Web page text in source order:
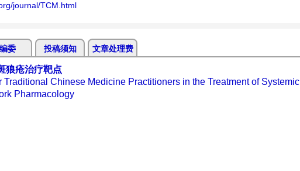
journal/TCM.html
编委 投稿须知 文章处理费
狼疮治疗靶点
Chinese Medicine Practitioners in the Treatment of Systemic
Pharmacology